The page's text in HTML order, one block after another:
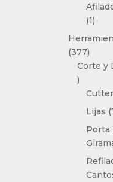
11
377377
Corte y
205
Lijas
Porta